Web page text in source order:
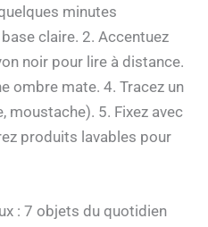
minutes
claire. 2. Accentuez
noir pour lire à distance.
ombre mate. 4. Tracez un
5. Fixez avec
produits lavables pour
: 7 objets du quotidien